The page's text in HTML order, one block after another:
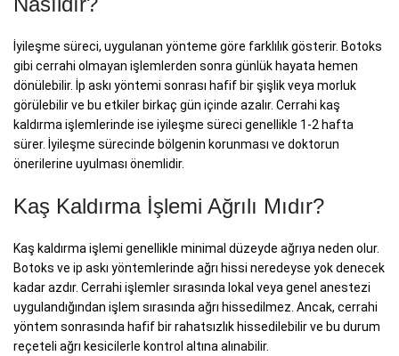
İyileşme süreci, uygulanan yönteme göre farklılık gösterir. Botoks
gibi cerrahi olmayan işlemlerden sonra günlük hayata hemen
dönülebilir. İp askı yöntemi sonrası hafif bir şişlik veya morluk
görülebilir ve bu etkiler birkaç gün içinde azalır. Cerrahi kaş
kaldırma işlemlerinde ise iyileşme süreci genellikle 1-2 hafta
sürer. İyileşme sürecinde bölgenin korunması ve doktorun
önerilerine uyulması önemlidir.
Kaş Kaldırma İşlemi Ağrılı Mıdır?
Kaş kaldırma işlemi genellikle minimal düzeyde ağrıya neden olur.
Botoks ve ip askı yöntemlerinde ağrı hissi neredeyse yok denecek
kadar azdır. Cerrahi işlemler sırasında lokal veya genel anestezi
uygulandığından işlem sırasında ağrı hissedilmez. Ancak, cerrahi
yöntem sonrasında hafif bir rahatsızlık hissedilebilir ve bu durum
reçeteli ağrı kesicilerle kontrol altına alınabilir.